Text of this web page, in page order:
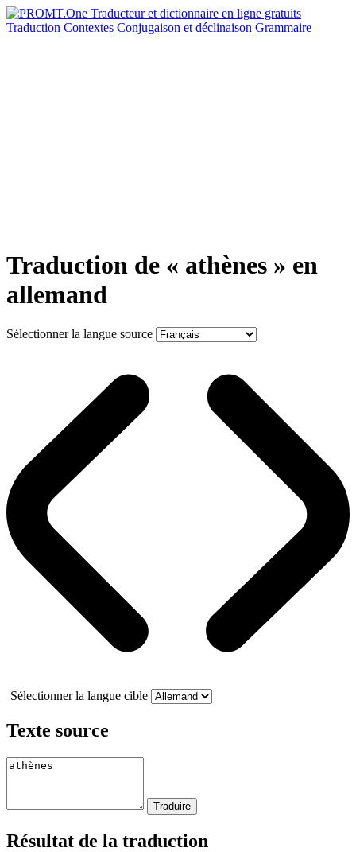
Traduction Contextes Conjugaison et déclinaison Grammaire
Traduction de « athènes » en
allemand
Sélectionner la langue source
Sélectionner la langue cible
Texte source
Résultat de la traduction